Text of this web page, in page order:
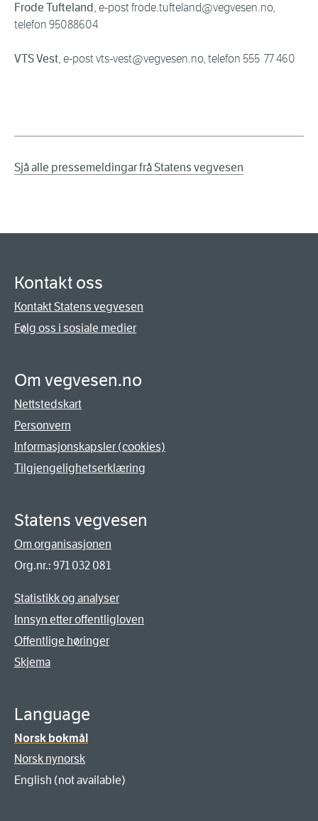
Frode Tufteland , e-post frode.tufteland@vegvesen.no,
telefon 95088604
VTS Vest, e-post vts-vest@vegvesen.no, telefon 555 77 460
Sjå alle pressemeldingar frå Statens vegvesen
Kontakt oss
Kontakt Statens vegvesen
Følg oss i sosiale medier
Om vegvesen.no
Nettstedskart
Personvern
Informasjonskapsler (cookies)
Tilgjengelighetserklæring
Statens vegvesen
Om organisasjonen
Org.nr.: 971 032 081
Statistikk og analyser
Innsyn etter offentligloven
Offentlige høringer
Skjema
Language
Norsk bokmål
Norsk nynorsk
English (not available)